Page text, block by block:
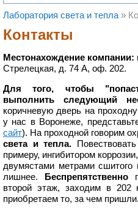
Лаборатория света и тепла »
Контакты
Местонахождение компании:
Стрелецкая, д. 74 А, оф. 202.
Для того, чтобы
выполнить следующий
коричневую дверь на
у нас в Воронеже,
сайт). На проходной говорим
света и тепла.
примеру, ингибитором
двумястами метрами сшитого
лишнее. Беспрепятственно
второй этаж, заходим в 202
приобретаем то, за чем пришли.